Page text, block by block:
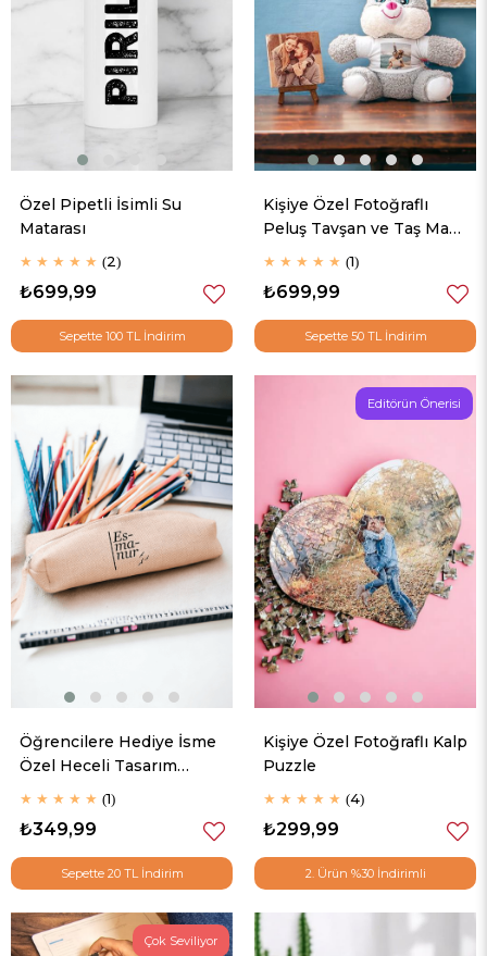
Özel Pipetli İsimli Su
Matarası
★ ★ ★ ★ ★ 2
₺699,99
Sepette 100 TL İndirim
Kişiye Özel Fotoğraflı
Peluş Tavşan ve Taş Masa
Dekoru
★ ★ ★ ★ ★ 1
₺699,99
Sepette 50 TL İndirim
Öğrencilere Hediye İsme
Özel Heceli Tasarım
Keten Bez Kalemlik
★ ★ ★ ★ ★ 1
₺349,99
Sepette 20 TL İndirim
Kişiye Özel Fotoğraflı Kalp
Puzzle
★ ★ ★ ★ ★ 4
₺299,99
2. Ürün %30 İndirimli
Editörün Önerisi
Çok Seviliyor